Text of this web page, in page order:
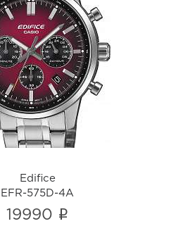
Edifice
EFR-575D-4A
i
Edifice
EFR-575D-4A
19990 i